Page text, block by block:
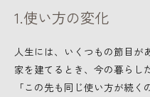
1.使い方の変化
人生には、いくつもの節目が
家を建てるとき、今の暮らし
「この先も同じ使い方が続